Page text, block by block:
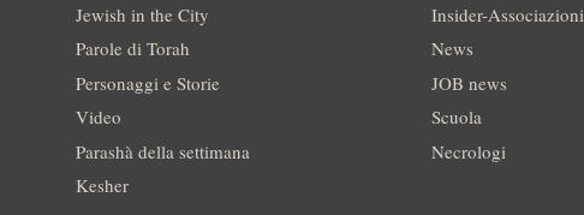
Jewish in the City
Parole di Torah
Personaggi e Storie
Video
Parashà della settimana
Kesher
Insider-Associazioni
News
JOB news
Scuola
Necrologi